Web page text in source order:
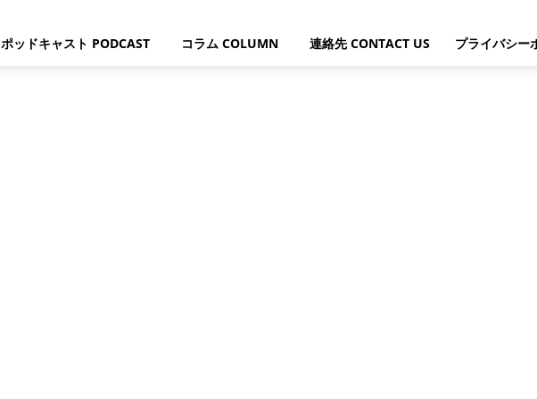
ポッドキャスト PODCAST コラム COLUMN 連絡先 CONTACT US プライバシー